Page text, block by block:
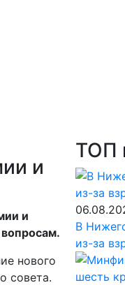
и
и
нового
совета.
ТОП
В
из-за